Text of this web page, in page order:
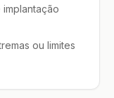
ou limites